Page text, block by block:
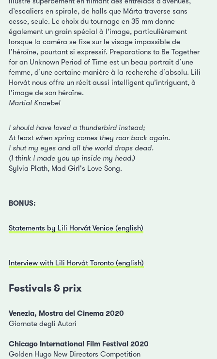
d’escaliers en spirale, de halls que Márta traverse sans
cesse, seule. Le choix du tournage en 35 mm donne
également un grain spécial à l’image, particulièrement
lorsque la caméra se fixe sur le visage impassible de
l’héroïne, pourtant si expressif. Preparations to Be Together
for an Unknown Period of Time est un beau portrait d’une
femme, d’une certaine manière à la recherche d’absolu. Lili
Horvát nous offre un récit aussi intelligent qu’intriguant, à
l’image de son héroïne.
Martial Knaebel
I should have loved a thunderbird instead;
At least when spring comes they roar back again.
I shut my eyes and all the world drops dead.
(I think I made you up inside my head.)
Sylvia Plath, Mad Girl's Love Song.
BONUS:
Statements by Lili Horvát Venice (english)
Interview with Lili Horvát Toronto (english)
Festivals & prix
Venezia, Mostra del Cinema 2020
Giornate degli Autori
Chicago International Film Festival 2020
Golden Hugo New Directors Competition